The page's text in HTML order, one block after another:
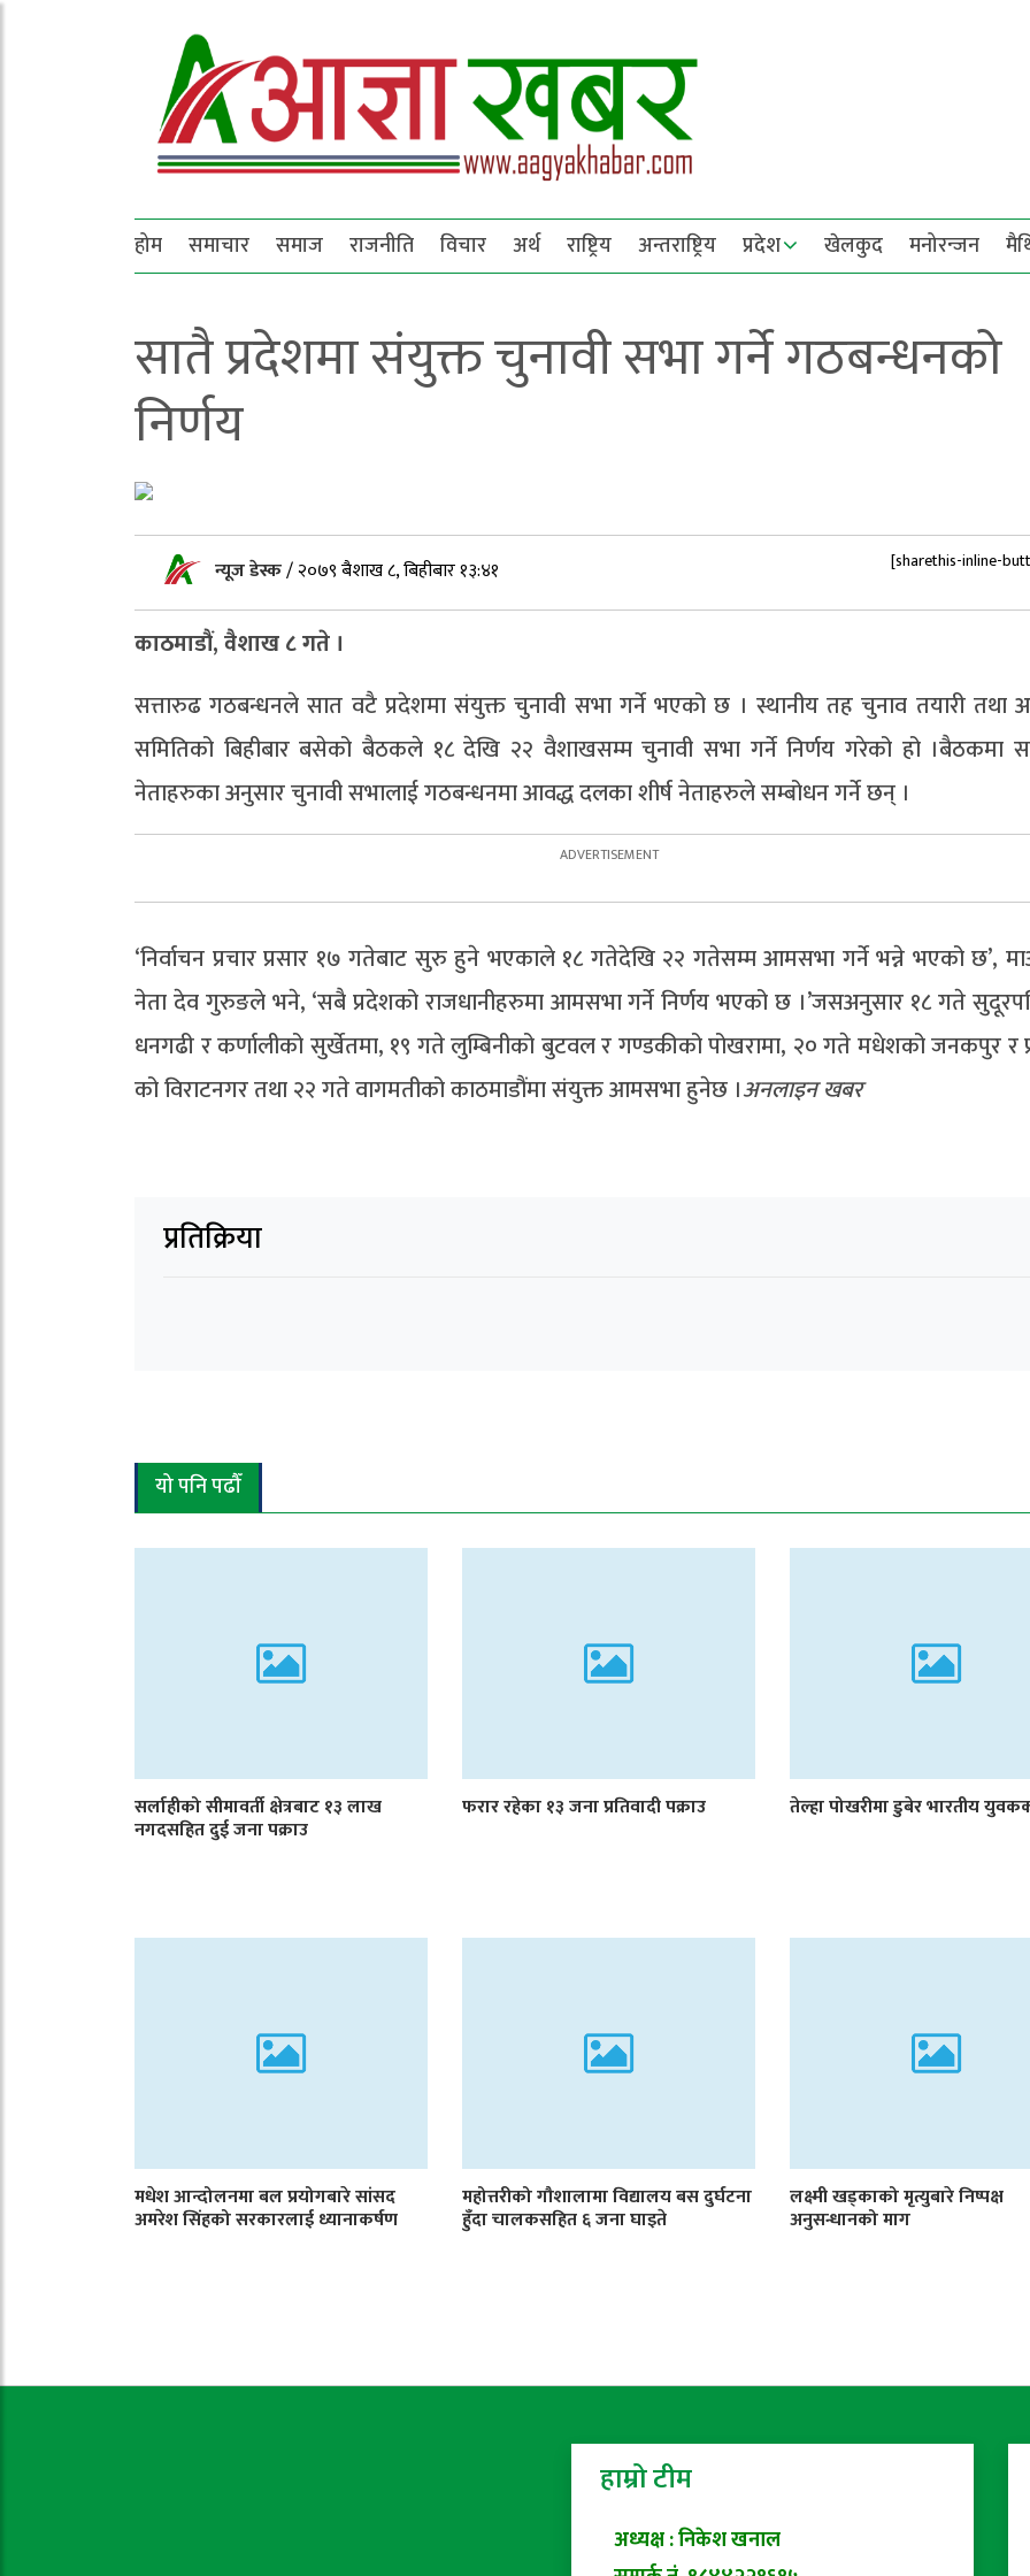
होम समाचार समाज राजनीति विचार अर्थ राष्ट्रिय अन्तराष्ट्रिय प्रदेश खेलकुद मनोरन्जन
सातै प्रदेशमा संयुक्त चुनावी सभा गर्ने गठबन्धनको
निर्णय
न्यूज डेस्क/२०७९ बैशाख ८, बिहीबार १३:४१ [sharethis-inline-
काठमाडौं, वैशाख ८ गते ।
सत्तारुढ गठबन्धनले सात वटै प्रदेशमा संयुक्त चुनावी सभा गर्ने भएको छ । स्थानीय तह चुनाव तयारी तथा
समितिको बिहीबार बसेको बैठकले १८ देखि २२ वैशाखसम्म चुनावी सभा गर्ने निर्णय गरेको हो ।बैठकमा
नेताहरुका अनुसार चुनावी सभालाई गठबन्धनमा आवद्ध दलका शीर्ष नेताहरुले सम्बोधन गर्ने छन् ।
‘निर्वाचन प्रचार प्रसार १७ गतेबाट सुरु हुने भएकाले १८ गतेदेखि २२ गतेसम्म आमसभा गर्ने भन्ने भएको छ’,
नेता देव गुरुङले भने, ‘सबै प्रदेशको राजधानीहरुमा आमसभा गर्ने निर्णय भएको छ ।’जसअनुसार १८ गते
धनगढी र कर्णालीको सुर्खेतमा, १९ गते लुम्बिनीको बुटवल र गण्डकीको पोखरामा, २० गते मधेशको जनकपुर र
को विराटनगर तथा २२ गते वागमतीको काठमाडौंमा संयुक्त आमसभा हुनेछ ।अनलाइन खबर
प्रतिक्रिया
यो पनि पढौँ
सर्लाहीको सीमावर्ती क्षेत्रबाट १३ लाख
नगदसहित दुई जना पक्राउ
फरार रहेका १३ जना प्रतिवादी पक्राउ तेल्हा पोखरीमा डुबेर भारतीय
मधेश आन्दोलनमा बल प्रयोगबारे सांसद
अमरेश सिंहको सरकारलाई ध्यानाकर्षण
महोत्तरीको गौशालामा विद्यालय बस दुर्घटना
हुँदा चालकसहित ६ जना घाइते
लक्ष्मी खड्काको मृत्युबारे निष्पक्ष
अनुसन्धानको माग
हाम्रो टीम
अध्यक्ष : निकेश खनाल